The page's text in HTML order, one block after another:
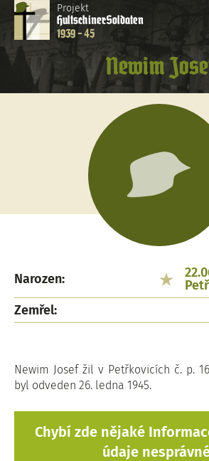
Projekt
HultschinerSoldaten
1939 - 45
Newim
Narozen:
Zemřel:
Newim Josef žil v Petřkovicích č. p.
byl odveden 26. ledna 1945.
Chybí zde nějaké
údaje